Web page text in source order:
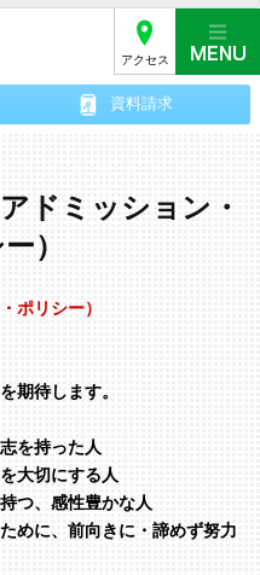
アクセス
資料請求
ドミッション・
）
ポリシー）
期待します。
を持った人
大切にする人
つ、感性豊かな人
めに、前向きに・諦めず努力